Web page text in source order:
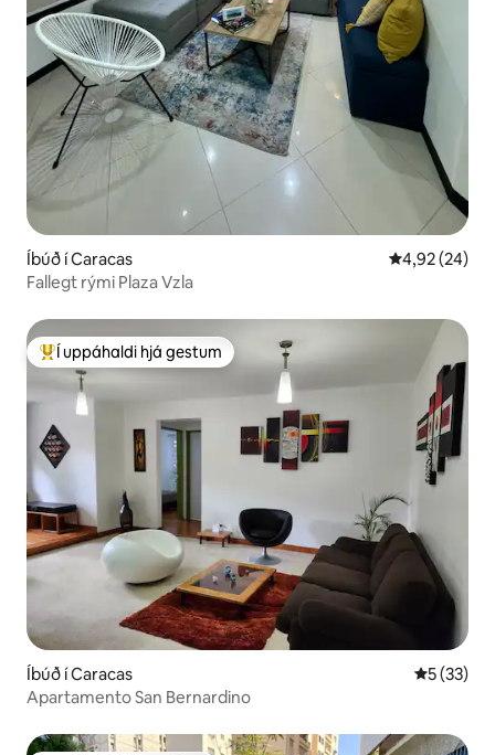
Íbúð í Caracas 4,92 af 5 í
4,92 (24)
Fallegt rými Plaza Vzla
Í mestu uppáhaldi hjá gestum
Í uppáhaldi hjá gestum
Íbúð í Caracas 5 af 5 í
5 (33)
Apartamento San Bernardino